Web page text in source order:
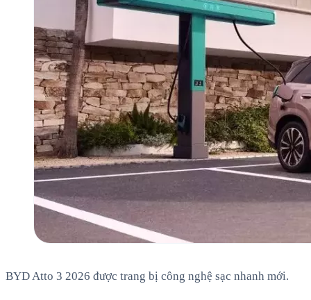
BYD Atto 3 2026 được trang bị công nghệ sạc nhanh mới.